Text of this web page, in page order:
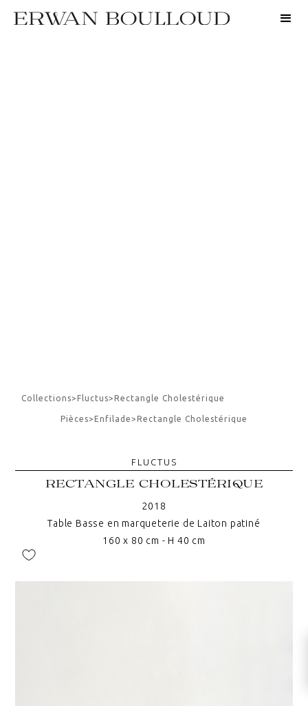
Collections> Fluctus> Rectangle Cholestérique
Pièces> Enfilade> Rectangle Cholestérique
FLUCTUS
RECTANGLE CHOLESTÉRIQUE
2018
Table Basse en marqueterie de Laiton patiné
160 x 80 cm - H 40 cm